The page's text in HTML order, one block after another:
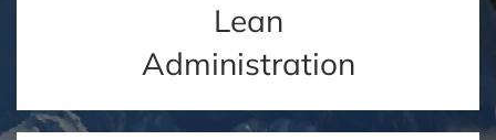
Lean
Administration